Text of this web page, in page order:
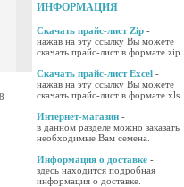
ИНФОРМАЦИЯ
Скачать прайс-лист Zip -
нажав на эту ссылку Вы можете
скачать прайс-лист в формате zip.
Скачать прайс-лист Excel -
нажав на эту ссылку Вы можете
скачать прайс-лист в формате xls.
Интернет-магазин -
в данном разделе можно заказать
необходимые Вам семена.
Информация о доставке -
здесь находится подробная
информация о доставке.